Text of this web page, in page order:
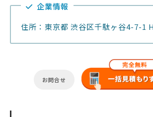
企業情報
住所：東京都 渋谷区千駄ヶ谷4-7-1
お問合せ